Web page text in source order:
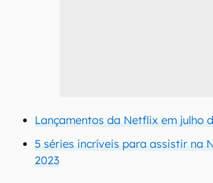
Lançamentos da Netflix em julho
5 séries incríveis para assistir na
2023